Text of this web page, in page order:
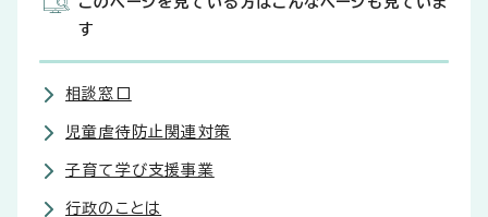
す
相談窓口
児童虐待防止関連対策
子育て学び支援事業
行政のことは